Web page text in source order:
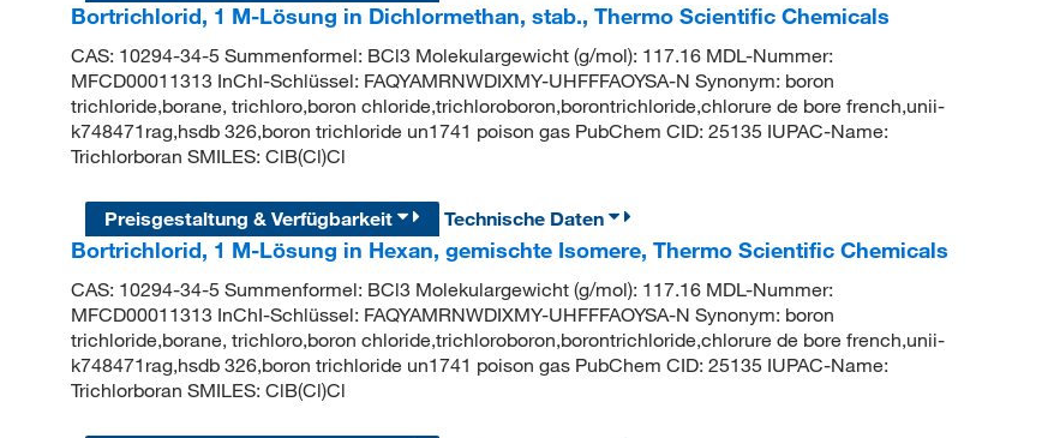
Bortrichlorid, 1 M-Lösung in Dichlormethan, stab., Thermo Scientific Chemicals
CAS: 10294-34-5 Summenformel: BCl3 Molekulargewicht (g/mol): 117.16 MDL-Nummer:
MFCD00011313 InChI-Schlüssel: FAQYAMRNWDIXMY-UHFFFAOYSA-N Synonym: boron
trichloride,borane, trichloro,boron chloride,trichloroboron,borontrichloride,chlorure de bore french,unii-
k748471rag,hsdb 326,boron trichloride un1741 poison gas PubChem CID: 25135 IUPAC-Name:
Trichlorboran SMILES: ClB(Cl)Cl
Preisgestaltung & Verfügbarkeit
Technische Daten
Bortrichlorid, 1 M-Lösung in Hexan, gemischte Isomere, Thermo Scientific Chemicals
CAS: 10294-34-5 Summenformel: BCl3 Molekulargewicht (g/mol): 117.16 MDL-Nummer:
MFCD00011313 InChI-Schlüssel: FAQYAMRNWDIXMY-UHFFFAOYSA-N Synonym: boron
trichloride,borane, trichloro,boron chloride,trichloroboron,borontrichloride,chlorure de bore french,unii-
k748471rag,hsdb 326,boron trichloride un1741 poison gas PubChem CID: 25135 IUPAC-Name:
Trichlorboran SMILES: ClB(Cl)Cl